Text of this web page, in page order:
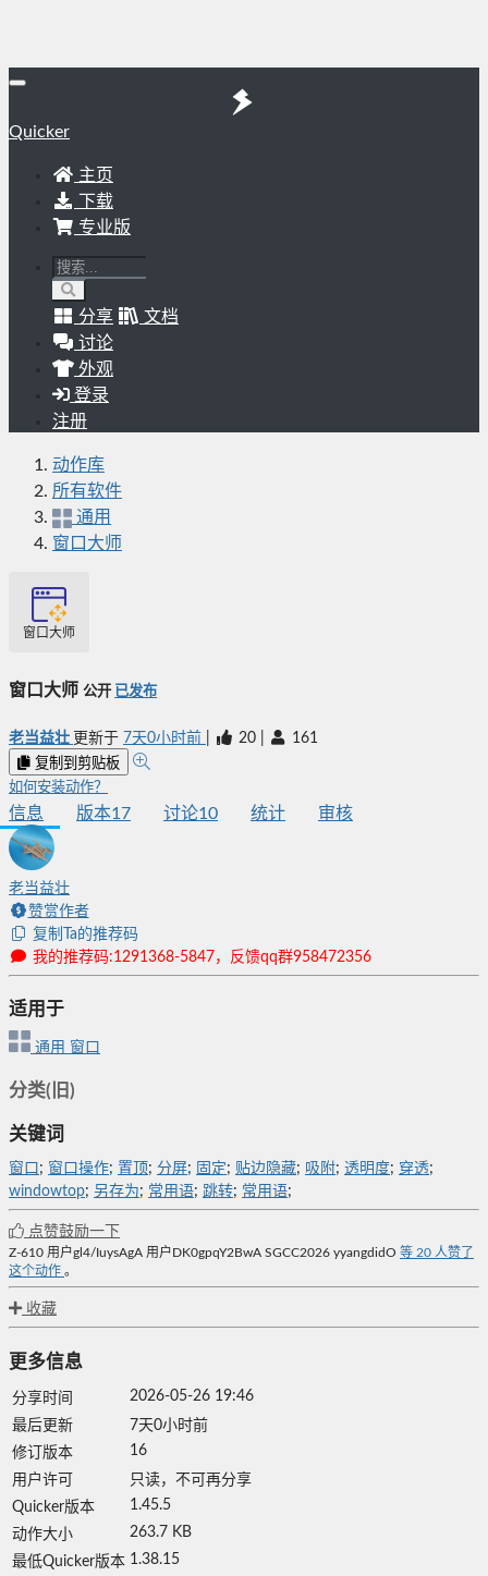
Quicker
主页
下载
专业版
分享
文档
讨论
外观
登录
注册
动作库
所有软件
通用
窗口大师
窗口大师
窗口大师 公开 已发布
老当益壮 更新于 7天0小时前 20 161
复制到剪贴板
如何安装动作？
信息 版本17 讨论10 统计 审核
老当益壮
赞赏作者
复制Ta的推荐码
我的推荐码:1291368-5847，反馈qq群958472356
适用于
通用 窗口
分类(旧)
关键词
窗口 ; 窗口操作; 置顶; 分屏; 固定; 贴边隐藏; 吸附; 透明度; 穿透;
windowtop; 另存为; 常用语; 跳转; 常用语;
点赞鼓励一下
Z-610 用户gl4/IuysAgA 用户DK0gpqY2BwA SGCC2026 yyangdidO 等 20 人赞了
这个动作 。
收藏
更多信息
分享时间
2026-05-26 19:46
最后更新
7天0小时前
修订版本
16
用户许可
只读，不可再分享
Quicker版本
1.45.5
动作大小
263.7 KB
最低Quicker版本 1.38.15